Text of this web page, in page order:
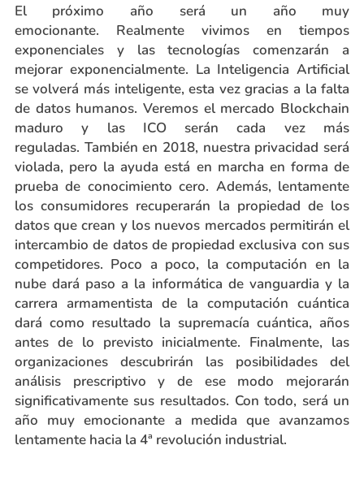
El próximo año será un año muy
emocionante. Realmente vivimos en tiempos
exponenciales y las tecnologías comenzarán a
mejorar exponencialmente. La Inteligencia Artificial
se volverá más inteligente, esta vez gracias a la falta
de datos humanos. Veremos el mercado Blockchain
maduro y las ICO serán cada vez más
reguladas. También en 2018, nuestra privacidad será
violada, pero la ayuda está en marcha en forma de
prueba de conocimiento cero. Además, lentamente
los consumidores recuperarán la propiedad de los
datos que crean y los nuevos mercados permitirán el
intercambio de datos de propiedad exclusiva con sus
competidores. Poco a poco, la computación en la
nube dará paso a la informática de vanguardia y la
carrera armamentista de la computación cuántica
dará como resultado la supremacía cuántica, años
antes de lo previsto inicialmente. Finalmente, las
organizaciones descubrirán las posibilidades del
análisis prescriptivo y de ese modo mejorarán
significativamente sus resultados. Con todo, será un
año muy emocionante a medida que avanzamos
lentamente hacia la 4ª revolución industrial.